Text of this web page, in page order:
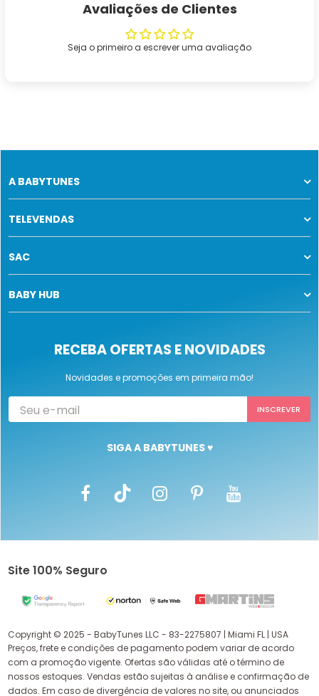
Avaliações de Clientes
Seja o primeiro a escrever uma avaliação
A BABYTUNES
TELEVENDAS
SAC
BABY HUB
RECEBA OFERTAS E NOVIDADES
Novidades e promoções em primeira mão!
SIGA A BABYTUNES ♥
Site 100% Seguro
Copyright © 2025 - BabyTunes LLC - 83-2275807 | Miami FL | USA
Preços, frete e condições de pagamento podem variar de acordo
com a promoção vigente. Ofertas são válidas até o término de
nossos estoques. Vendas estão sujeitas à análise e confirmação de
dados. Em caso de divergência de valores no site, ou anunciados